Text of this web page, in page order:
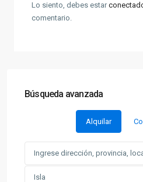
Lo siento, debes estar
comentario.
Búsqueda avanzada
Alquilar
Isla